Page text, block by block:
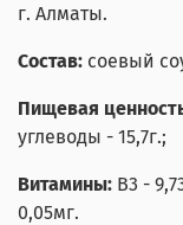
г. Алматы.
Состав: соевый
Пищевая
углеводы - 15,7г.;
Витамины: В3 -
0,05мг.